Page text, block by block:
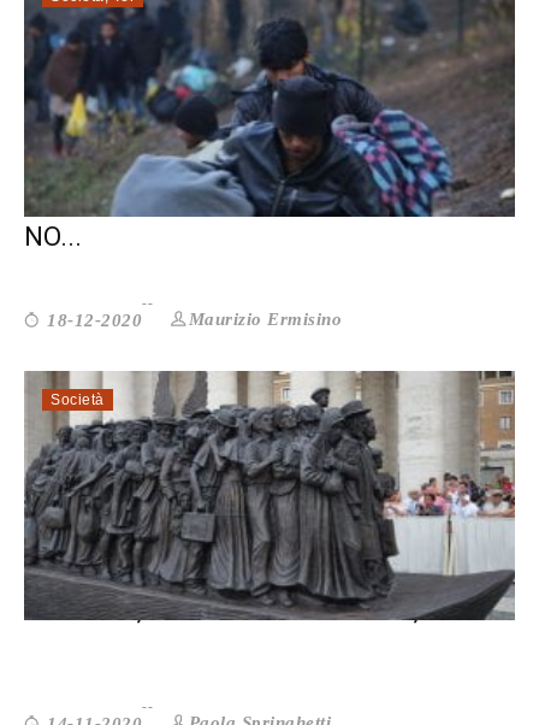
LA ROTTA BALCANICA: I MIGRANTI CHE
NO...
18-12-2020 Maurizio Ermisino
Società
A SAMOS, L’ISOLA DEI PROFUGHI, ...